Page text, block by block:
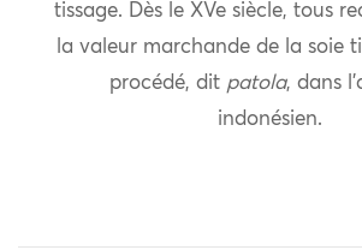
tissage. Dès le XVe siècle, tous
la valeur marchande de la soie
procédé, dit patola, dans
indonésien.